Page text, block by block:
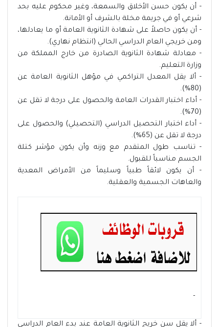
- أن يكون حسن الأخلاق والسمعة، وغير محكوم عليه بحد
شرعي أو في جريمة مخلة بالشرف أو الأمانة.
- أن يكون حاصلاً على شهادة الثانوية العامة أو ما يعادلها،
ومن خريجي العام الدراسي الحالي (انتظام نهاري).
- معادلة شهادة الثانوية الصادرة من خارج المملكة من
وزارة التعليم.
- ألا يقل المعدل التراكمي في مؤهل الثانوية العامة عن
(80%).
- أداء اختبار القدرات العامة والحصول على درجة لا تقل عن
(70%).
- أداء اختبار التحصيل الدراسي (التحصيلي) والحصول على
درجة لا تقل عن (65%).
- تناسب طول المتقدم مع وزنه وأن يكون مؤشر كتلة
الجسم مناسباً للقبول.
- أن يكون لائقاً طبياً وسليماً من الأمراض المعدية
والعاهات الجسمية والعقلية.
- ‏
- ألا يقل سن خريج الثانوية العامة عند بدء العام الدراسي